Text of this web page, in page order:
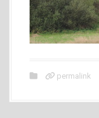
permalink